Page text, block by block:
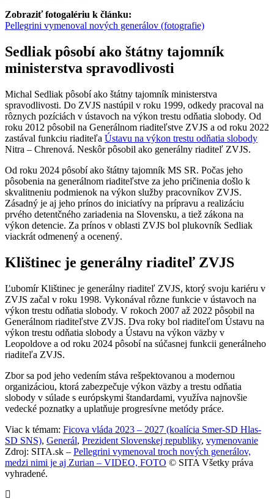
Zobraziť fotogalériu k článku:
Pellegrini vymenoval nových generálov (fotografie)
Sedliak pôsobí ako štátny tajomník
ministerstva spravodlivosti
Michal Sedliak pôsobí ako štátny tajomník ministerstva
spravodlivosti. Do ZVJS nastúpil v roku 1999, odkedy pracoval na
rôznych pozíciách v ústavoch na výkon trestu odňatia slobody. Od
roku 2012 pôsobil na Generálnom riaditeľstve ZVJS a od roku 2022
zastával funkciu riaditeľa Ústavu na výkon trestu odňatia slobody
Nitra – Chrenová. Neskôr pôsobil ako generálny riaditeľ ZVJS.
Od roku 2024 pôsobí ako štátny tajomník MS SR. Počas jeho
pôsobenia na generálnom riaditeľstve za jeho pričinenia došlo k
skvalitneniu podmienok na výkon služby pracovníkov ZVJS.
Zásadný je aj jeho prínos do iniciatívy na prípravu a realizáciu
prvého detentčného zariadenia na Slovensku, a tiež zákona na
výkon detencie. Za prínos v oblasti ZVJS bol plukovník Sedliak
viackrát odmenený a ocenený.
Klištinec je generálny riaditeľ ZVJS
Ľubomír Klištinec je generálny riaditeľ ZVJS, ktorý svoju kariéru v
ZVJS začal v roku 1998. Vykonával rôzne funkcie v ústavoch na
výkon trestu odňatia slobody. V rokoch 2007 až 2022 pôsobil na
Generálnom riaditeľstve ZVJS. Dva roky bol riaditeľom Ústavu na
výkon trestu odňatia slobody a Ústavu na výkon väzby v
Leopoldove a od roku 2024 pôsobí na súčasnej funkcii generálneho
riaditeľa ZVJS.
Zbor sa pod jeho vedením stáva rešpektovanou a modernou
organizáciou, ktorá zabezpečuje výkon väzby a trestu odňatia
slobody v súlade s európskymi štandardami, využíva najnovšie
vedecké poznatky a uplatňuje progresívne metódy práce.
Viac k témam: Ficova vláda 2023 – 2027 (koalícia Smer-SD Hlas-
SD SNS), Generál, Prezident Slovenskej republiky, vymenovanie
Zdroj: SITA.sk – Pellegrini vymenoval troch nových generálov,
medzi nimi je aj Zurian – VIDEO, FOTO © SITA Všetky práva
vyhradené.